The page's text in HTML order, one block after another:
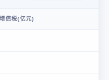
值税(亿元)